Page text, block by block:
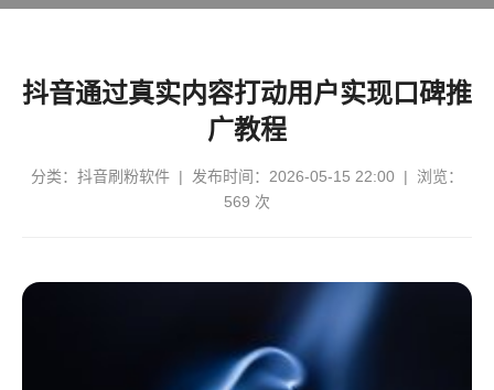
抖音通过真实内容打动用户实现口碑推
广教程
分类： 抖音刷粉软件 | 发布时间：2026-05-15 22:00 | 浏览：
569 次